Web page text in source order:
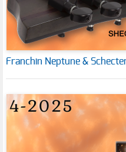
Franchin Neptune &